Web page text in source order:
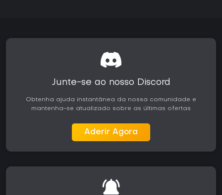
Junte-se ao nosso Discord
Obtenha ajuda instantânea da nossa comunidade e
mantenha-se atualizado sobre as últimas ofertas
Aderir Agora